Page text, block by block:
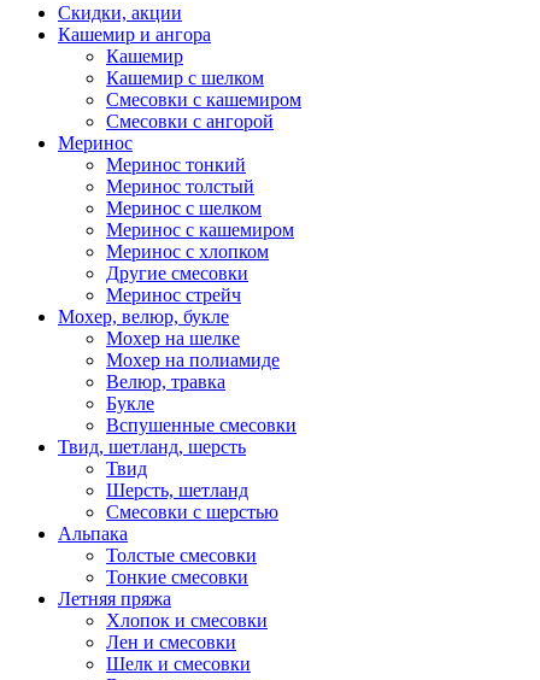
Скидки, акции
Кашемир и ангора
Кашемир
Кашемир с шелком
Смесовки с кашемиром
Смесовки с ангорой
Меринос
Меринос тонкий
Меринос толстый
Меринос с шелком
Меринос с кашемиром
Меринос с хлопком
Другие смесовки
Меринос стрейч
Мохер, велюр, букле
Мохер на шелке
Мохер на полиамиде
Велюр, травка
Букле
Вспушенные смесовки
Твид, шетланд, шерсть
Твид
Шерсть, шетланд
Смесовки с шерстью
Альпака
Толстые смесовки
Тонкие смесовки
Летняя пряжа
Хлопок и смесовки
Лен и смесовки
Шелк и смесовки